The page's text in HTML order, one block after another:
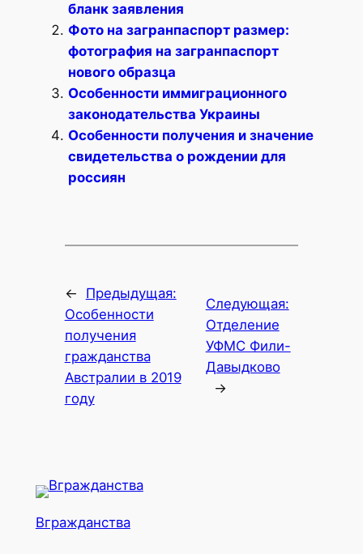
бланк заявления
Фото на загранпаспорт размер:
фотография на загранпаспорт
нового образца
Особенности иммиграционного
законодательства Украины
Особенности получения и значение
свидетельства о рождении для
россиян
←
Предыдущая:
Особенности
получения
гражданства
Австралии в 2019
году
Следующая:
Отделение
УФМС Фили-
Давыдково
→
Вгражданства